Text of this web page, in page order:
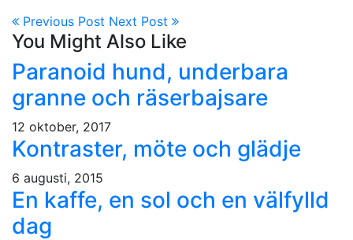
Previous Post Next Post
You Might Also Like
Paranoid hund, underbara
granne och räserbajsare
12 oktober, 2017
Kontraster, möte och glädje
6 augusti, 2015
En kaffe, en sol och en välfylld
dag